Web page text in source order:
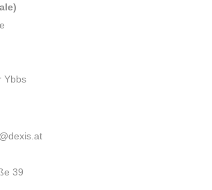
Ybbs
39